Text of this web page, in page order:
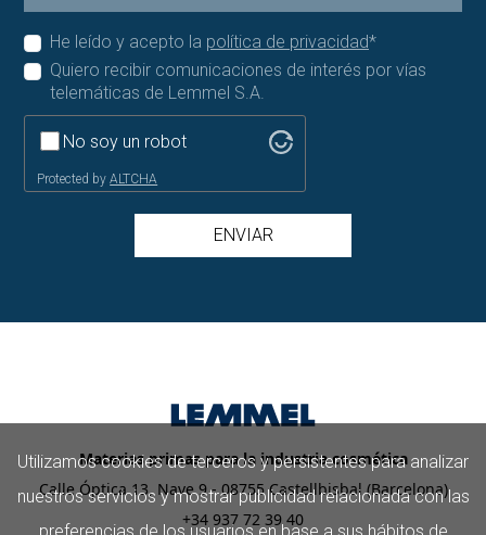
He leído y acepto la política de privacidad*
Quiero recibir comunicaciones de interés por vías
telemáticas de Lemmel S.A.
No soy un robot
Protected byALTCHA
ENVIAR
Materias primas para la industria cosmética
Calle Óptica 13, Nave 9 - 08755 Castellbisbal (Barcelona)
+34 937 72 39 40
Utilizamos cookies de terceros y persistentes para analizar
nuestros servicios y mostrar publicidad relacionada con las